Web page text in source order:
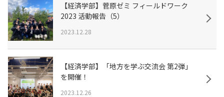
【経済学部】菅原ゼミ フィールドワーク
2023 活動報告（5）
2023.12.28
【経済学部】「地方を学ぶ交流会 第2弾」
を開催！
2023.12.26